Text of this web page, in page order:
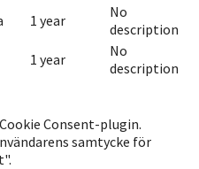
1 year
No
description
1 year
No
description
Consent-plugin.
samtycke för